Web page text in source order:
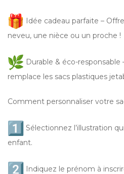
Idée cadeau parfaite –
neveu, une nièce ou un proche !
Durable & éco-responsable
remplace les sacs plastiques
Comment personnaliser votre
Sélectionnez l’illustration
enfant.
Indiquez le prénom à